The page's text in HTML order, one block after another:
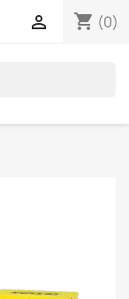
shopping_cart (0)
